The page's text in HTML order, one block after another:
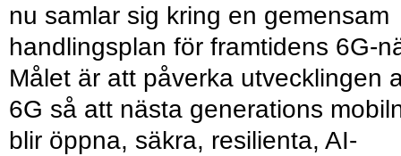
nu samlar sig kring en gemensam
handlingsplan för framtidens 6G-
Målet är att påverka utvecklingen
6G så att nästa generations
blir öppna, säkra, resilienta, AI-